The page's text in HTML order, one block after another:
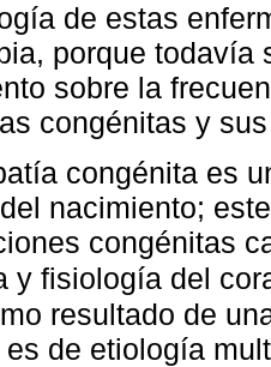
de estas
porque
sobre la
congénitas y
congénita es
nacimiento;
congénitas
y fisiología del
resultado de
de etiología